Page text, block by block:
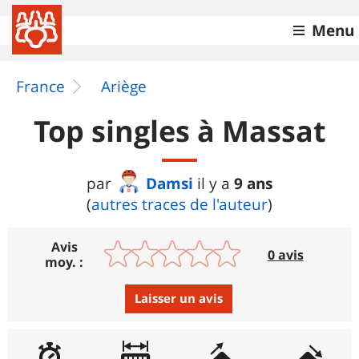
Menu
France Ariège
Top singles à Massat
par Damsi il y a 9 ans
(autres traces de l'auteur)
Avis
moy. :
0 avis
Laisser un avis